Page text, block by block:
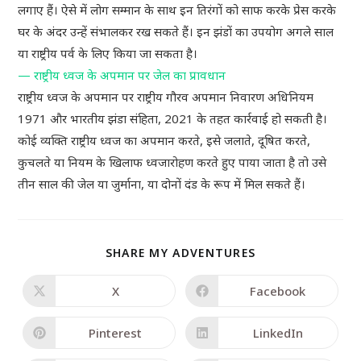
लगाए हैं। ऐसे में लोग सम्मान के साथ इन तिरंगों को साफ करके प्रेस करके
घर के अंदर उन्हें संभालकर रख सकते हैं। इन झंडों का उपयोग अगले साल
या राष्ट्रीय पर्व के लिए किया जा सकता है।
— राष्ट्रीय ध्वज के अपमान पर जेल का प्रावधान
राष्ट्रीय ध्वज के अपमान पर राष्ट्रीय गौरव अपमान निवारण अधिनियम
1971 और भारतीय झंडा संहिता, 2021 के तहत कार्रवाई हो सकती है।
कोई व्यक्ति राष्ट्रीय ध्वज का अपमान करते, इसे जलाते, दूषित करते,
कुचलते या नियम के खिलाफ ध्वजारोहण करते हुए पाया जाता है तो उसे
तीन साल की जेल या जुर्माना, या दोनों दंड के रूप में मिल सकते हैं।
SHARE MY ADVENTURES
X Facebook
Pinterest LinkedIn